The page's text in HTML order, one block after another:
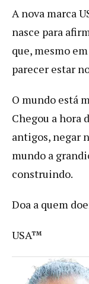
A nova marca
nasce para
que, mesmo
parecer estar
O mundo está
Chegou a hora
antigos, negar
mundo a
construindo.
Doa a quem
USA™